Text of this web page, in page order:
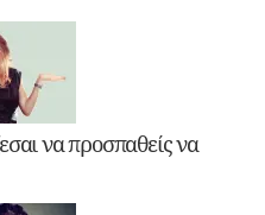
να προσπαθείς να